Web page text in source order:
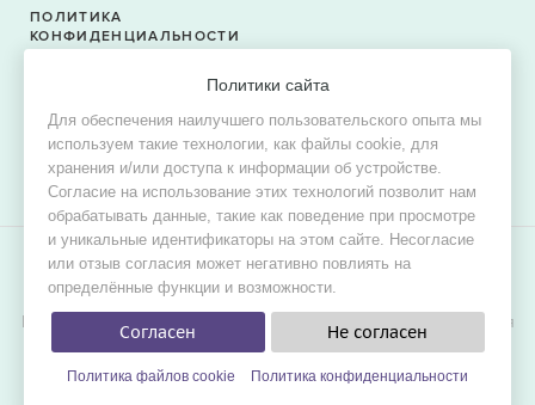
Политики сайта
Для обеспечения наилучшего пользовательского опыта мы
используем такие технологии, как файлы cookie, для
хранения и/или доступа к информации об устройстве.
Согласие на использование этих технологий позволит нам
обрабатывать данные, такие как поведение при просмотре
и уникальные идентификаторы на этом сайте. Несогласие
или отзыв согласия может негативно повлиять на
определённые функции и возможности.
Согласен Не согласен
Политика файлов cookie Политика конфиденциальности
ПОЛИТИКА
КОНФИДЕНЦИАЛЬНОСТИ
СОГЛАСИЕ НА ОБРАБОТКУ
ПЕРСОНАЛЬНЫХ ДАННЫХ
© 2015–2026 Oh! Dress — сервис поиска свадебных и
вечерних платьев в продаже и в аренду.
Цель проекта — обеспечить невестам наилучшие условия для
удобного, быстрого и выгодного поиска платья мечты для
свадьбы.